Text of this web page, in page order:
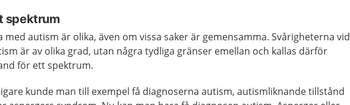
spektrum
med autism är olika, även om vissa saker är gemensamma. Svårigheterna vid
är av olika grad, utan några tydliga gränser emellan och kallas därför
för ett spektrum.
kunde man till exempel få diagnoserna autism, autismliknande tillstånd